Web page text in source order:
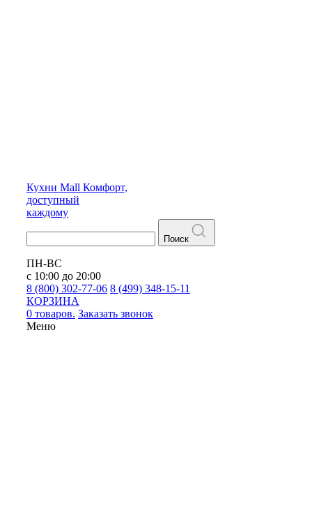
Кухни Mall Комфорт,
доступный
каждому
Поиск
ПН-ВС
с 10:00 до 20:00
8 (800) 302-77-06 8 (499) 348-15-11
КОРЗИНА
0 товаров. Заказать звонок
Меню